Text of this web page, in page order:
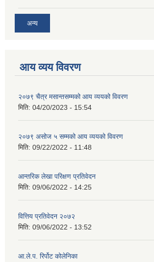
अन्य
आय व्यय विवरण
२०७९ चैत्र मसान्तसम्मको आय व्ययको विवरण
मिति: 04/20/2023 - 15:54
२०७९ असोज ५ सम्मको आय व्ययको विवरण
मिति: 09/22/2022 - 11:48
आन्तरिक लेखा परिक्षण प्रतिवेदन
मिति: 09/06/2022 - 14:25
वित्तिय प्रतिवेदन २०७२
मिति: 09/06/2022 - 13:52
आ.ले.प. रिर्पोट कोलेनिका